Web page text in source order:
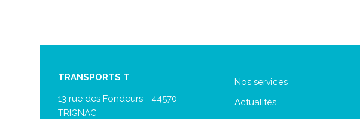
TRANSPORTS T
13 rue des Fondeurs - 44570
TRIGNAC
Nos services
Actualités